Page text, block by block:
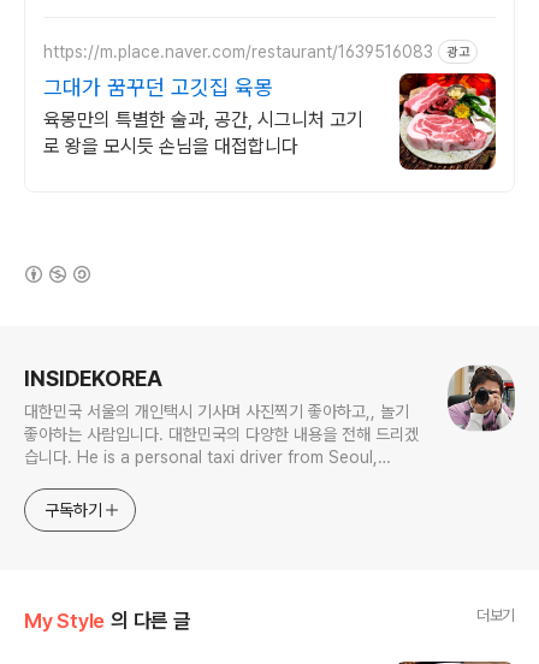
https://m.place.naver.com/restaurant/1639516083 광고
그대가 꿈꾸던 고깃집 육몽
육몽만의 특별한 술과, 공간, 시그니처 고기
로 왕을 모시듯 손님을 대접합니다
INSIDEKOREA
대한민국 서울의 개인택시 기사며 사진찍기 좋아하고,, 놀기
좋아하는 사람입니다. 대한민국의 다양한 내용을 전해 드리겠
습니다. He is a personal taxi driver from Seoul,
play. I will give you various contents of Korea.
구독하기
My Style 의 다른 글 더보기